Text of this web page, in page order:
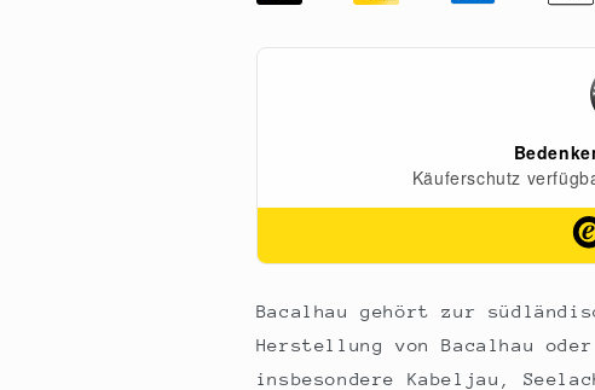
Bacalhau,
Bacalhau,
Bacalhau gehört zur
Herstellung von Bacalhau
insbesondere Kabeljau,